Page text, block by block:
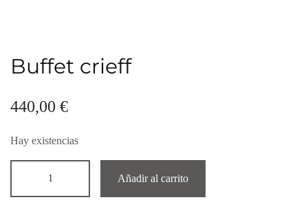
Buffet crieff
440,00€
Hay existencias
Añadir al carrito